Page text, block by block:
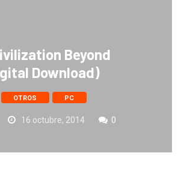
Beyond
Download)
OTROS PC
16 octubre, 2014 0